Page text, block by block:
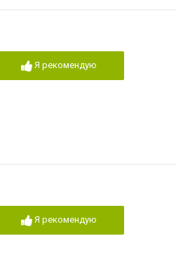
Я рекомендую
Я рекомендую